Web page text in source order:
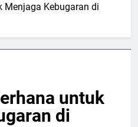
Menjaga Kebugaran di
untuk
di